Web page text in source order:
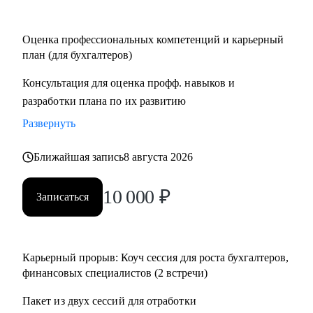
• Финансовым директорам, желающим выйти на
• Бухгалтерам, которые хотят вырасти до главбуха.
• Главным бухгалтерам, которые "засиделись на одном
месте".
налоговым консультантам.
Оценка профессиональных компетенций и карьерный
план (для бухгалтеров)
Консультация для оценка профф. навыков и
разработки плана по их развитию
Развернуть
Ближайшая запись8 августа 2026
Записаться 10 000 ₽
Карьерный прорыв: Коуч сессия для роста бухгалтеров,
финансовых специалистов (2 встречи)
Пакет из двух сессий для отработки